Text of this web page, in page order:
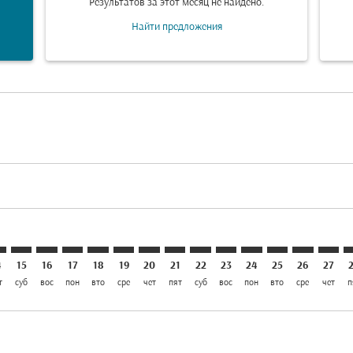
Результатов за этот месяц не найдено.
Найти предложения
15
суб
16
вос
17
пон
18
вто
KHI–BLL: cmp-view-offers-disclaimer.
19
сре
KHI–BLL: cmp-view-offers-
20
чет
KHI–BLL: cmp-view-offers-
21
пят
KHI–BLL: cmp-view-
22
суб
KHI–BLL: cmp-view-
23
вос
KHI–BLL: cmp-
24
пон
KHI–BLL:
25
вто
26
сре
27
чет